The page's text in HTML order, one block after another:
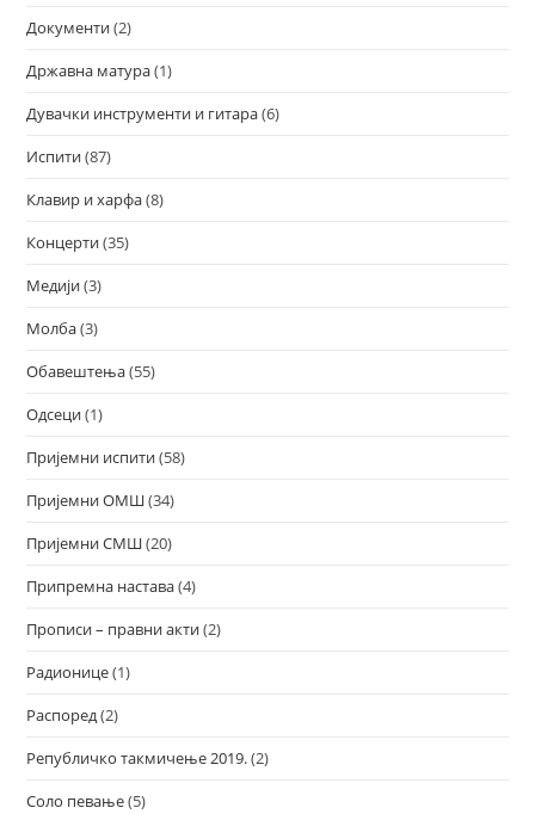
Документи(2)
Државна матура(1)
Дувачки инструменти и гитара(6)
Испити(87)
Клавир и харфа(8)
Концерти(35)
Медији(3)
Молба(3)
Обавештења(55)
Одсеци(1)
Пријемни испити(58)
Пријемни ОМШ(34)
Пријемни СМШ(20)
Припремна настава(4)
Прописи – правни акти(2)
Радионице(1)
Распоред(2)
Републичко такмичење 2019.(2)
Соло певање(5)